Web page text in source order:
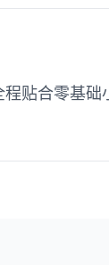
贴合零基础